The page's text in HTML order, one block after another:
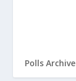
Polls Archive